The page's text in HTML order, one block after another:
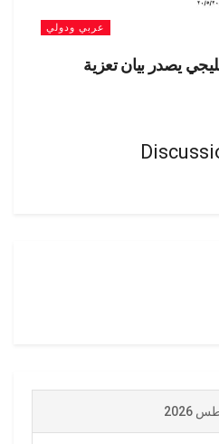
عربي ودولي
يصدر بيان تعزية
2026